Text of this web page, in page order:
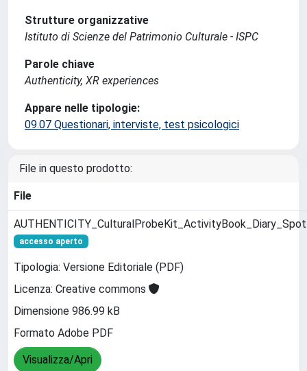
Strutture organizzative
Istituto di Scienze del Patrimonio Culturale - ISPC
Parole chiave
Authenticity, XR experiences
Appare nelle tipologie:
09.07 Questionari, interviste, test psicologici
File in questo prodotto:
File
accesso aperto
Tipologia: Versione Editoriale (PDF)
Licenza: Creative commons
Dimensione 986.99 kB
Formato Adobe PDF
Visualizza/Apri